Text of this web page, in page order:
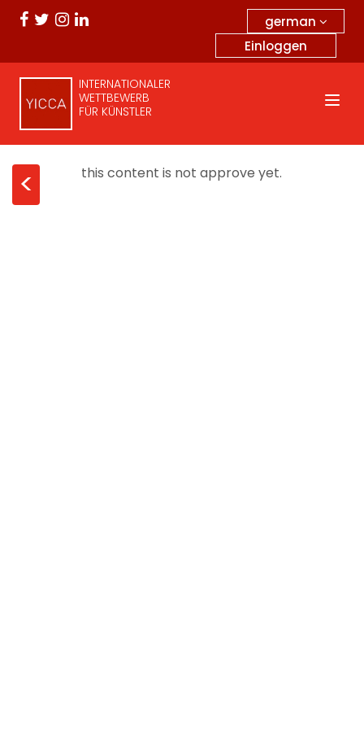
german
Einloggen
INTERNATIONALER
WETTBEWERB
FÜR KÜNSTLER
< this content is not approve yet.